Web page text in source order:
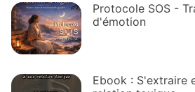
Protocole SOS -
d'émotion
Ebook : S'extraire